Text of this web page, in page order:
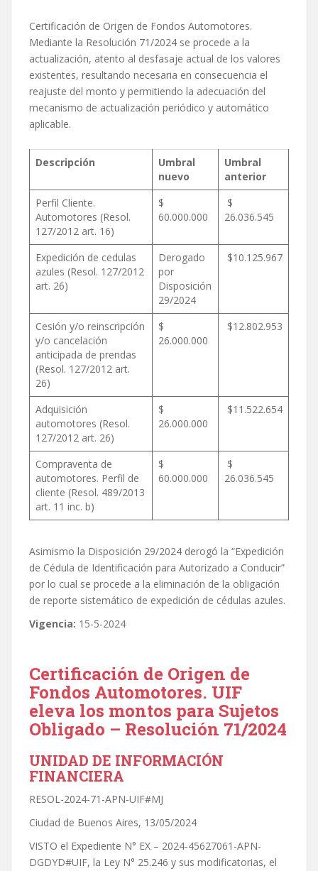
Certificación de Origen de Fondos Automotores.
Mediante la Resolución 71/2024 se procede a la
actualización, atento al desfasaje actual de los valores
existentes, resultando necesaria en consecuencia el
reajuste del monto y permitiendo la adecuación del
mecanismo de actualización periódico y automático
aplicable.
Descripción
Umbral
nuevo
Umbral
anterior
Perfil Cliente.
Automotores (Resol.
127/2012 art. 16)
$
60.000.000
$
26.036.545
Expedición de cedulas
azules (Resol. 127/2012
art. 26)
Derogado
por
Disposición
29/2024
$10.125.967
Cesión y/o reinscripción
y/o cancelación
anticipada de prendas
(Resol. 127/2012 art.
26)
$
26.000.000
$12.802.953
Adquisición
automotores (Resol.
127/2012 art. 26)
$
26.000.000
$11.522.654
Compraventa de
automotores. Perfil de
cliente (Resol. 489/2013
art. 11 inc. b)
$
60.000.000
$
26.036.545
Asimismo la Disposición 29/2024 derogó la “Expedición
de Cédula de Identificación para Autorizado a Conducir”
por lo cual se procede a la eliminación de la obligación
de reporte sistemático de expedición de cédulas azules.
Vigencia: 15-5-2024
Certificación de Origen de
Fondos Automotores. UIF
eleva los montos para Sujetos
Obligado – Resolución 71/2024
UNIDAD DE INFORMACIÓN
FINANCIERA
RESOL-2024-71-APN-UIF#MJ
Ciudad de Buenos Aires, 13/05/2024
VISTO el Expediente N° EX – 2024-45627061-APN-
DGDYD#UIF, la Ley N° 25.246 y sus modificatorias, el